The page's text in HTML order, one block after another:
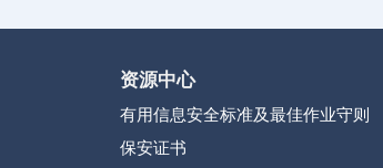
资源中心
有用信息安全标准及最佳作业守则
保安证书